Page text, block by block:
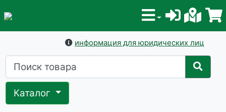
информация для юридических лиц
Каталог